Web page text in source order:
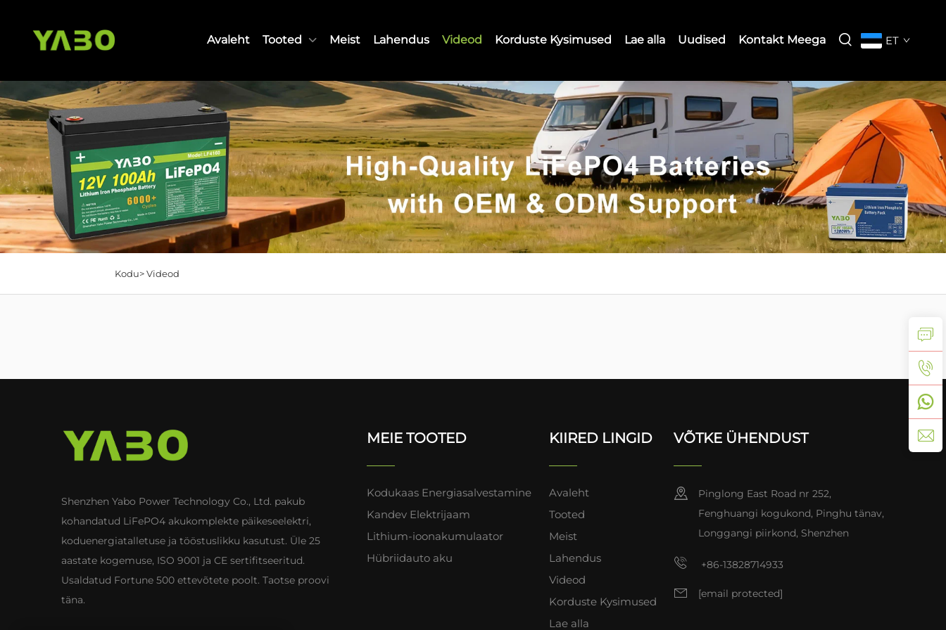
Avaleht Tooted Meist Lahendus Videod Korduste Kysimused Lae alla Uudised Kontakt Meega ET
Kodu>Videod
Shenzhen Yabo Power Technology Co., Ltd. pakub
kohandatud LiFePO4 akukomplekte päikeseelektri,
koduenergiatalletuse ja tööstuslikku kasutust. Üle 25
aastate kogemuse, ISO 9001 ja CE sertifitseeritud.
Usaldatud Fortune 500 ettevõtete poolt. Taotse proovi
täna.
MEIE TOOTED
Kodukaas Energiasalvestamine
Kandev Elektrijaam
Lithium-ioonakumulaator
Hübriidauto aku
KIIRED LINGID
Avaleht
Tooted
Meist
Lahendus
Videod
Korduste Kysimused
Lae alla
VÕTKE ÜHENDUST
Pinglong East Road nr 252,
Fenghuangi kogukond, Pinghu tänav,
Longgangi piirkond, Shenzhen
+86-13828714933
[email protected]